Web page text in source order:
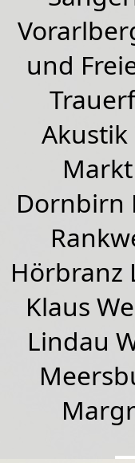
und
Dornbirn
Hörbranz
Klaus
Lindau